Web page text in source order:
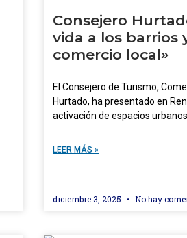
Consejero
vida a los barrios
comercio local»
El Consejero de Turismo,
Hurtado, ha presentado en
activación de espacios
LEER MÁS »
diciembre 3, 2025 No hay